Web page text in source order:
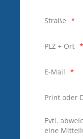
Straße
PLZ + Ort
E-Mail
Print oder
Evtl.
eine